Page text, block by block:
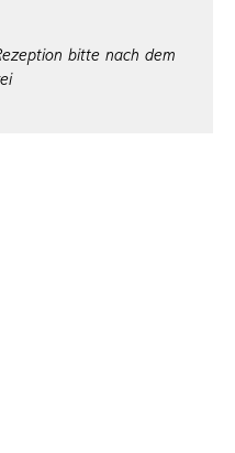
bitte nach dem